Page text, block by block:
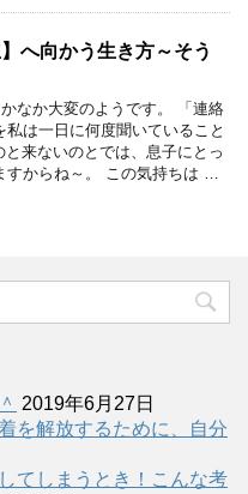
へ向かう生き方～そう
なか大変のようです。 「連絡
は一日に何度聞いていること
来ないのとでは、息子にとっ
すからね～。 この気持ちは …
2019年6月27日
を解放するために、自分
てしまうとき！こんな考